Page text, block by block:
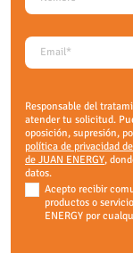
Responsable del
atender tu solicitud.
oposición, supresión,
política de privacidad
de JUAN ENERGY,
datos.
Acepto recibir
productos o
ENERGY por